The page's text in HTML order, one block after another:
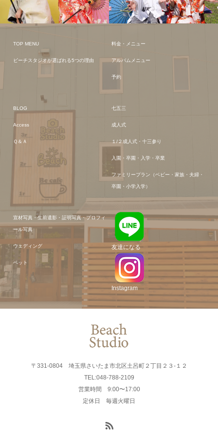
TOP MENU
ビーチスタジオが選ばれる5つの理由
料金・メニュー
アルバムメニュー
予約
BLOG
Access
Ｑ＆Ａ
七五三
成人式
１/２成人式・十三参り
入園・卒園・入学・卒業
ファミリープラン（ベビー・家族・夫婦・
卒園・小学入学）
宣材写真・生前遺影・証明写真・プロフィ
ール写真
ウェディング
ペット
友達になる
Instagram
〒331-0804 埼玉県さいたま市北区土呂町２丁目２３-１２
TEL:048-788-2109
営業時間 9:00〜17:00
定休日 毎週火曜日